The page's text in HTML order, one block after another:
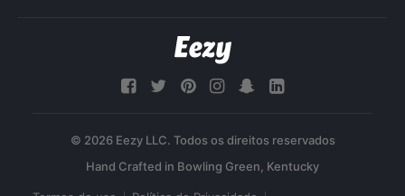
© 2026 Eezy LLC. Todos os direitos reservados